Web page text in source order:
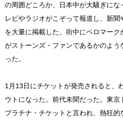
の周囲どころか、日本中が大騒ぎに
レビやラジオがこぞって報道し、新
を大量に掲載した。街中にベロマー
がストーンズ・ファンであるかのよ
った。
1月13日にチケットが発売されると、
ウトになった。前代未聞だった。東
プラチナ・チケットと言われ、熱狂